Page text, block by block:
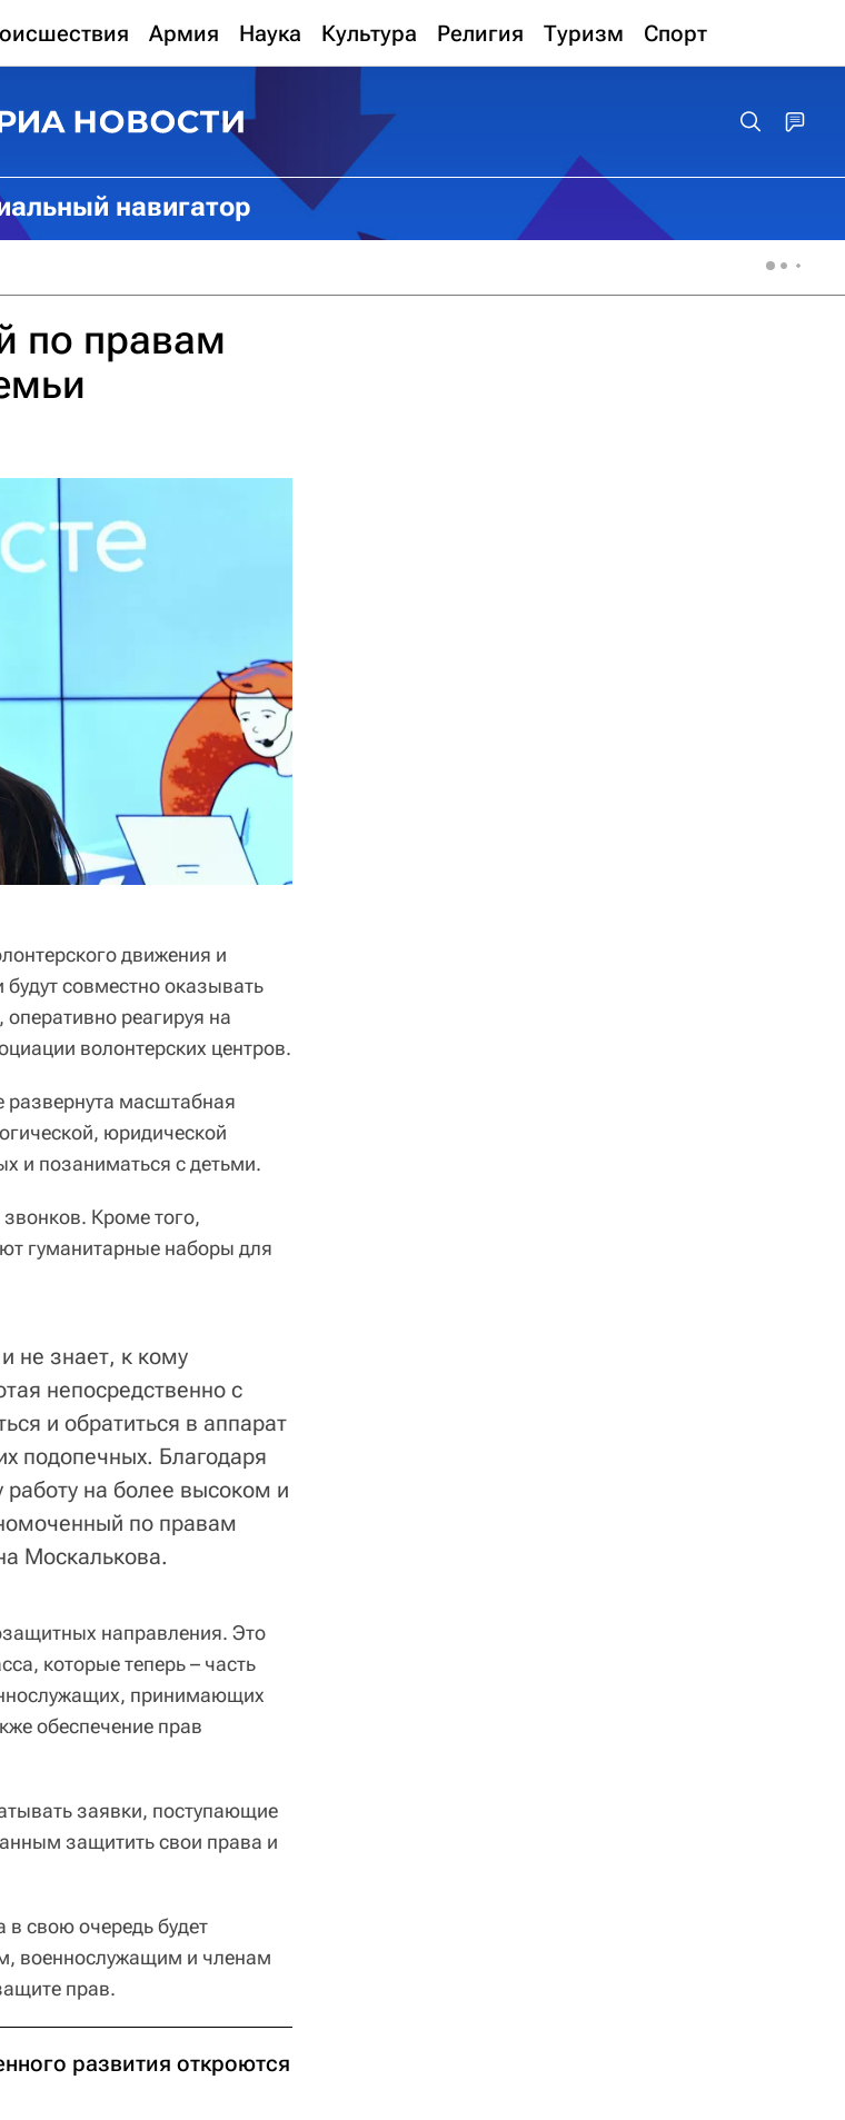
Армия Наука Культура Религия Туризм Спорт
навигатор
по правам
движения и
совместно оказывать
реагируя на
волонтерских центров.
развернута масштабная
юридической
и позаниматься с детьми.
Кроме того,
гуманитарные наборы для
не знает, к кому
непосредственно с
и обратиться в аппарат
подопечных. Благодаря
на более высоком и
по правам
Москалькова.
направления. Это
которые теперь – часть
принимающих
обеспечение прав
заявки, поступающие
защитить свои права и
свою очередь будет
военнослужащим и членам
прав.
развития откроются